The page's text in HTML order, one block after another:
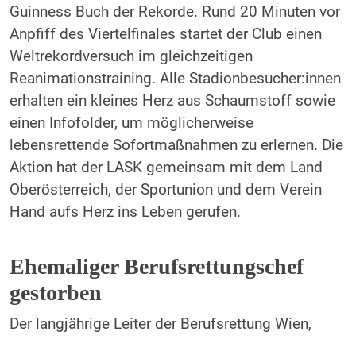
Guinness Buch der Rekorde. Rund 20 Minuten vor
Anpfiff des Viertelfinales startet der Club einen
Weltrekordversuch im gleichzeitigen
Reanimationstraining. Alle Stadionbesucher:innen
erhalten ein kleines Herz aus Schaumstoff sowie
einen Infofolder, um möglicherweise
lebensrettende Sofortmaßnahmen zu erlernen. Die
Aktion hat der LASK gemeinsam mit dem Land
Oberösterreich, der Sportunion und dem Verein
Hand aufs Herz ins Leben gerufen.
Ehemaliger Berufsrettungschef
gestorben
Der langjährige Leiter der Berufsrettung Wien,